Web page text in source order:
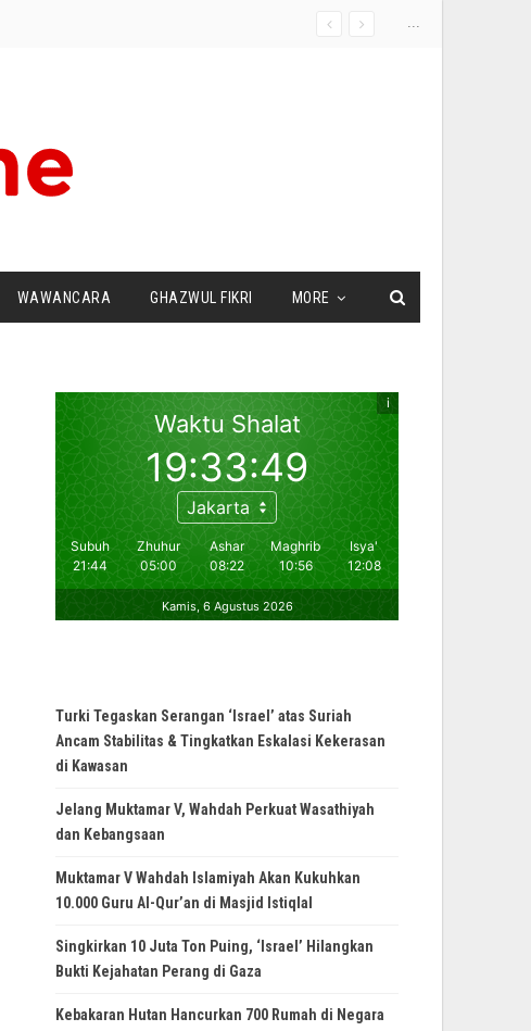
...
WAWANCARA GHAZWUL FIKRI MORE
Turki Tegaskan Serangan ‘Israel’ atas Suriah
Ancam Stabilitas & Tingkatkan Eskalasi Kekerasan
di Kawasan
Jelang Muktamar V, Wahdah Perkuat Wasathiyah
dan Kebangsaan
Muktamar V Wahdah Islamiyah Akan Kukuhkan
10.000 Guru Al-Qur’an di Masjid Istiqlal
Singkirkan 10 Juta Ton Puing, ‘Israel’ Hilangkan
Bukti Kejahatan Perang di Gaza
Kebakaran Hutan Hancurkan 700 Rumah di Negara